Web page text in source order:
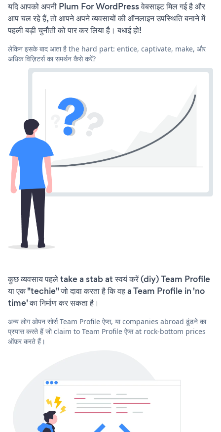
यदि आपको अपनी Plum For WordPress वेबसाइट मिल गई है और
आप चल रहे हैं, तो आपने अपने व्यवसायों की ऑनलाइन उपस्थिति बनाने में
पहली बड़ी चुनौती को पार कर लिया है। बधाई हो!
लेकिन इसके बाद आता है the hard part: entice, captivate, make, और
अधिक विज़िटर्स का समर्थन कैसे करें?
कुछ व्यवसाय पहले take a stab at स्वयं करें (diy) Team Profile
या एक "techie" जो दावा करता है कि वह a Team Profile in 'no
time' का निर्माण कर सकता है।
अन्य लोग ओपन सोर्स Team Profile ऐप्स, या companies abroad ढूंढने का
प्रयास करते हैं जो claim to Team Profile ऐप्स at rock-bottom prices
ऑफ़र करते हैं।